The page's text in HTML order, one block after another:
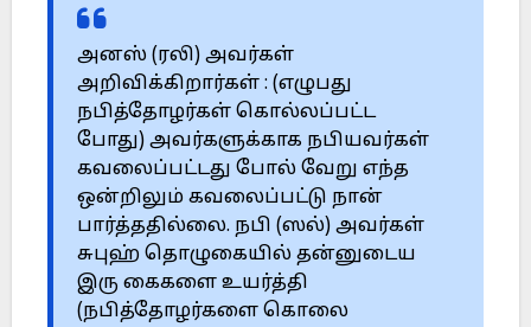
அனஸ் (ரலி) அவர்கள்
அறிவிக்கிறார்கள் : (எழுபது
நபித்தோழர்கள் கொல்லப்பட்ட
போது) அவர்களுக்காக நபியவர்கள்
கவலைப்பட்டது போல் வேறு எந்த
ஒன்றிலும் கவலைப்பட்டு நான்
பார்த்ததில்லை. நபி (ஸல்) அவர்கள்
சுபுஹ் தொழுகையில் தன்னுடைய
இரு கைகளை உயர்த்தி
(நபித்தோழர்களை கொலை